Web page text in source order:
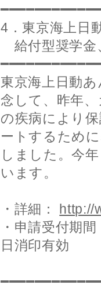
4．東京海上日
給付型奨学金
東京海上日動
念して、昨年
の疾病により
ートするため
しました。今
います。
・詳細：
http://
・申請受付期
日消印有効